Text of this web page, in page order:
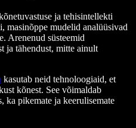
ja tehisintellekti
mudelid analüüsivad
Arenenud süsteemid
ja tähendust, mitte ainult
kasutab neid tehnoloogiaid, et
kõnest. See võimaldab
ka pikemate ja keerulisemate